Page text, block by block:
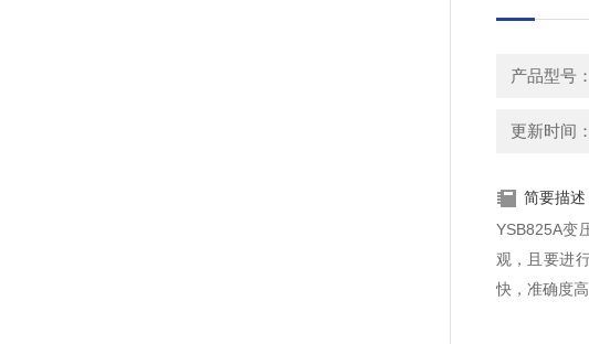
产品型号：
更新时间
简要描述
YSB825A变
观，且要进
快，准确度